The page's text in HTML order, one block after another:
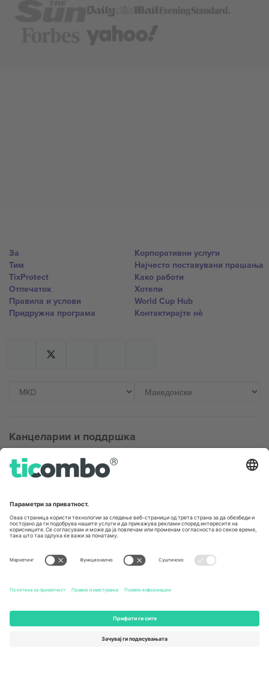
За
Тим
TixProtect
Отпечаток
Правила и услови
Придружна програма
Корпоративни услуги
Најчесто поставувани прашања
Како работи
Хотели
World Cup Hub
Контактирајте нѐ
Канцеларии и поддршка
Germany
Unter den Linden 24, 10117
United States
Newark, Delaware 19713, United
Switzerland
Engelberg, Switzerland
Regus Sofia City West, bul
Totleben 53-55, 1606 Sofia,
UAE Dubai Silicon Oasis, DDP
Building A1, Office 302, Dubai,
United Arab Emirates